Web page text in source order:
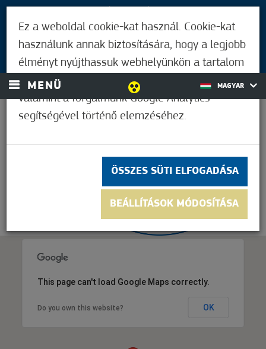
BEJELENTKEZÉS
MENÜ MAGYAR
This page can't load Google Maps correctly.
Do you own this website? OK
Ez a weboldal cookie-kat használ. Cookie-kat
használunk annak biztosítására, hogy a legjobb
élményt nyújthassuk webhelyünkön a tartalom
és a hirdetések személyre szabásához,
valamint a forgalmunk Google Analytics
segítségével történő elemzéséhez.
ÖSSZES SÜTI ELFOGADÁSA
BEÁLLÍTÁSOK MÓDOSÍTÁSA